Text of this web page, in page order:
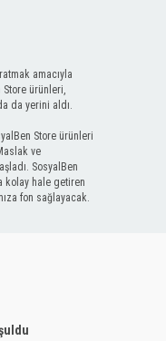
amacıyla
Store ürünleri,
da yerini aldı.
Store ürünleri
ve
SosyalBen
kolay hale getiren
fon sağlayacak.